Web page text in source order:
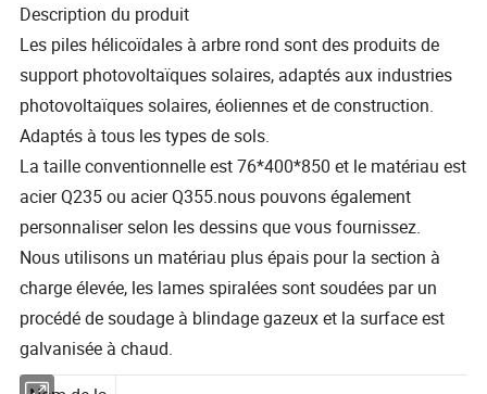
Description du produit
Les piles hélicoïdales à arbre rond sont des produits de
support photovoltaïques solaires, adaptés aux industries
photovoltaïques solaires, éoliennes et de construction.
Adaptés à tous les types de sols.
La taille conventionnelle est 76*400*850 et le matériau est
acier Q235 ou acier Q355.nous pouvons également
personnaliser selon les dessins que vous fournissez.
Nous utilisons un matériau plus épais pour la section à
charge élevée, les lames spiralées sont soudées par un
procédé de soudage à blindage gazeux et la surface est
galvanisée à chaud.